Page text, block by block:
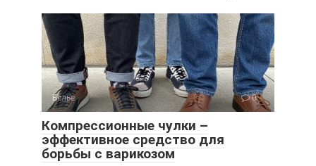
Белье 0
Компрессионные чулки –
эффективное средство для
борьбы с варикозом